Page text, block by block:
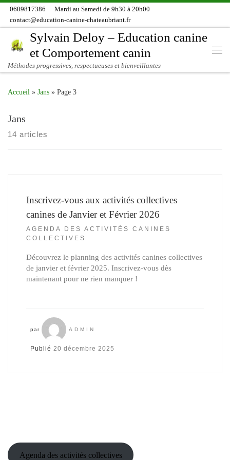
Skip to content
0609817386
Mardi au Samedi de 9h30 à 20h00
contact@education-canine-chateaubriant.fr
Sylvain Deloy – Education canine
et Comportement canin
Méthodes progressives, respectueuses et bienveillantes
Accueil » Jans » Page 3
Jans
14 articles
Inscrivez-vous aux activités collectives
canines de Janvier et Février 2026
AGENDA DES ACTIVITÉS CANINES
COLLECTIVES
Découvrez le planning des activités canines collectives
de janvier et février 2025. Inscrivez-vous dès
maintenant pour ne rien manquer !
par ADMIN
Publié20 décembre 2025
Agenda des activités collectives